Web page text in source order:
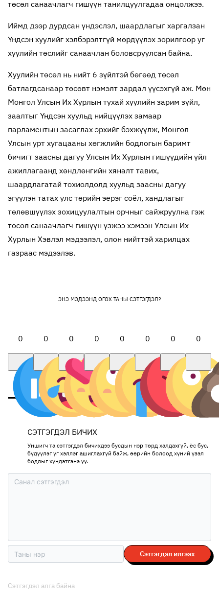
төсөл санаачлагч гишүүн танилцуулгадаа онцолжээ.
Иймд дээр дурдсан үндэслэл, шаардлагыг харгалзан
Үндсэн хуулийг хэлбэрэлтгүй мөрдүүлэх зорилгоор уг
хуулийн төслийг санаачлан боловсруулсан байна.
Хуулийн төсөл нь нийт 6 зүйлтэй бөгөөд төсөл
батлагдсанаар төсөвт нэмэлт зардал үүсэхгүй аж. Мөн
Монгол Улсын Их Хурлын тухай хуулийн зарим зүйл,
заалтыг Үндсэн хуульд нийцүүлэх замаар
парламентын засаглах эрхийг бэхжүүлж, Монгол
Улсын урт хугацааны хөгжлийн бодлогын баримт
бичигт заасны дагуу Улсын Их Хурлын гишүүдийн үйл
ажиллагаанд хөндлөнгийн хяналт тавих,
шаардлагатай тохиолдолд хуульд заасны дагуу
эгүүлэн татах улс төрийн эерэг соёл, хандлагыг
төлөвшүүлэх зохицуулалтын орчныг сайжруулна гэж
төсөл санаачлагч гишүүн үзжээ хэмээн Улсын Их
Хурлын Хэвлэл мэдээлэл, олон нийттэй харилцах
газраас мэдээлэв.
ЭНЭ МЭДЭЭНД ӨГӨХ ТАНЫ СЭТГЭГДЭЛ?
0 0 0 0 0 0 0 0
СЭТГЭГДЭЛ БИЧИХ
Уншигч та сэтгэгдэл бичихдээ бусдын нэр төрд халдахгүй, ёс бус,
бүдүүлэг үг хэллэг ашиглахгүй байж, өөрийн болоод хүний үзэл
бодлыг хүндэтгэнэ үү.
Сэтгэгдэл илгээх
Сэтгэгдэл алга байна